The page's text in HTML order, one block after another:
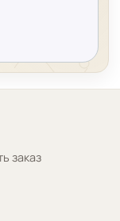
заказ